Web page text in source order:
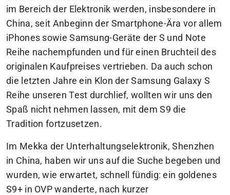
im Bereich der Elektronik werden, insbesondere in
China, seit Anbeginn der Smartphone-Ära vor allem
iPhones sowie Samsung-Geräte der S und Note
Reihe nachempfunden und für einen Bruchteil des
originalen Kaufpreises vertrieben. Da auch schon
die letzten Jahre ein Klon der Samsung Galaxy S
Reihe unseren Test durchlief, wollten wir uns den
Spaß nicht nehmen lassen, mit dem S9 die
Tradition fortzusetzen.
Im Mekka der Unterhaltungselektronik, Shenzhen
in China, haben wir uns auf die Suche begeben und
wurden, wie erwartet, schnell fündig: ein goldenes
S9+ in OVP wanderte, nach kurzer